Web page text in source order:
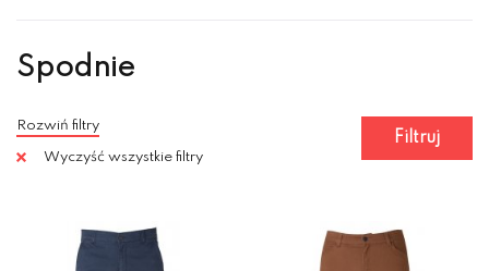
Spodnie
Rozwiń filtry
Wyczyść wszystkie filtry
Filtruj